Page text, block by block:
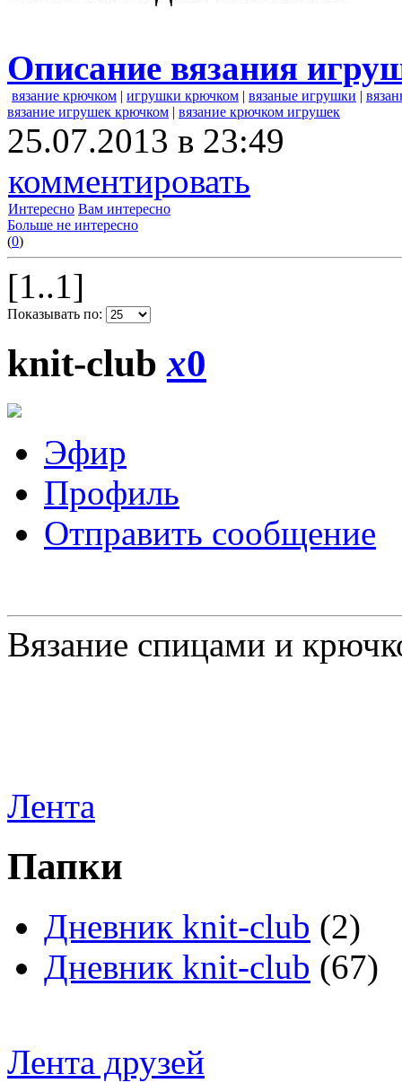
Описание вязания
вязание крючком | игрушки крючком | вязаные игрушки |
вязание игрушек крючком | вязание крючком игрушек
25.07.2013 в 23:49
комментировать
Интересно Вам интересно
Больше не интересно
(0)
[1..1]
Показывать по:
knit-clubx0
Эфир
Профиль
Отправить сообщение
Вязание спицами и
Лента
Папки
Дневник knit-club (2)
Дневник knit-club (67)
Лента друзей